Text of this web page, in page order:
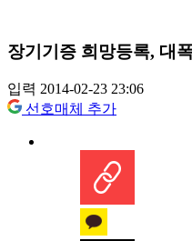
장기기증 희망등록, 대
입력 2014-02-23 23:06
선호매체 추가